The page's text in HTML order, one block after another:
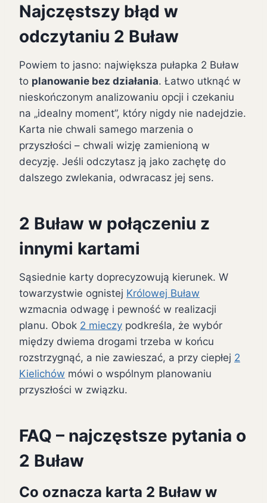
Najczęstszy błąd w
odczytaniu 2 Buław
Powiem to jasno: największa pułapka 2 Buław
to planowanie bez działania. Łatwo utknąć w
nieskończonym analizowaniu opcji i czekaniu
na „idealny moment”, który nigdy nie nadejdzie.
Karta nie chwali samego marzenia o
przyszłości – chwali wizję zamienioną w
decyzję. Jeśli odczytasz ją jako zachętę do
dalszego zwlekania, odwracasz jej sens.
2 Buław w połączeniu z
innymi kartami
Sąsiednie karty doprecyzowują kierunek. W
towarzystwie ognistej Królowej Buław
wzmacnia odwagę i pewność w realizacji
planu. Obok 2 mieczy podkreśla, że wybór
między dwiema drogami trzeba w końcu
rozstrzygnąć, a nie zawieszać, a przy ciepłej 2
Kielichów mówi o wspólnym planowaniu
przyszłości w związku.
FAQ – najczęstsze pytania o
2 Buław
Co oznacza karta 2 Buław w